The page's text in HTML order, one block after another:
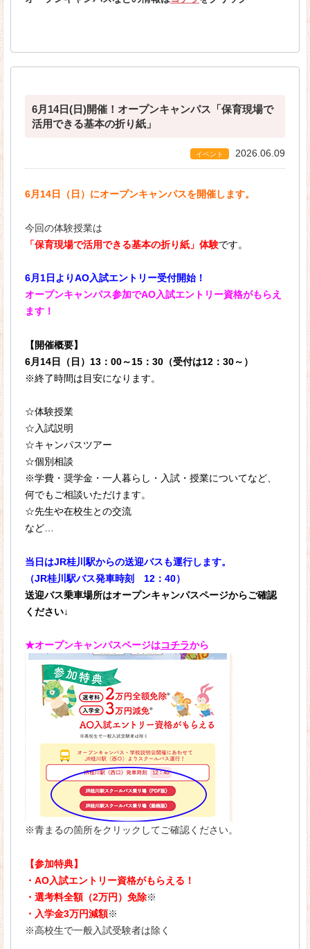
6月14日(日)開催！オープンキャンパス「保育現場で
活用できる基本の折り紙」
イベント 2026.06.09
6月14日（日）にオープンキャンパスを開催します。
今回の体験授業は
「保育現場で活用できる基本の折り紙」体験です。
6月1日よりAO入試エントリー受付開始！
オープンキャンパス参加でAO入試エントリー資格がもらえ
ます！
【開催概要】
6月14日（日）13：00～15：30（受付は12：30～）
※終了時間は目安になります。
☆体験授業
☆入試説明
☆キャンパスツアー
☆個別相談
※学費・奨学金・一人暮らし・入試・授業についてなど、
何でもご相談いただけます。
☆先生や在校生との交流
など…
当日はJR桂川駅からの送迎バスも運行します。
（JR桂川駅バス発車時刻 12：40）
送迎バス乗車場所はオープンキャンパスページからご確認
ください↓
★オープンキャンパスページはコチラから
※青まるの箇所をクリックしてご確認ください。
【参加特典】
・AO入試エントリー資格がもらえる！
・選考料全額（2万円）免除※
・入学金3万円減額※
※高校生で一般入試受験者は除く